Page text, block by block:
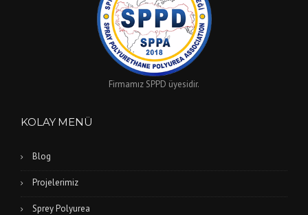
Firmamız SPPD üyesidir.
KOLAY MENÜ
Blog
Projelerimiz
Sprey Polyurea